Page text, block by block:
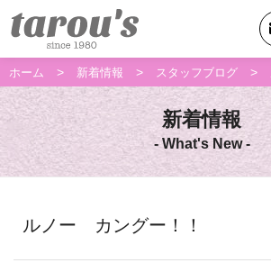
ホーム > 新着情報 > スタッフブログ >
新着情報
- What's New -
ルノー カングー！！